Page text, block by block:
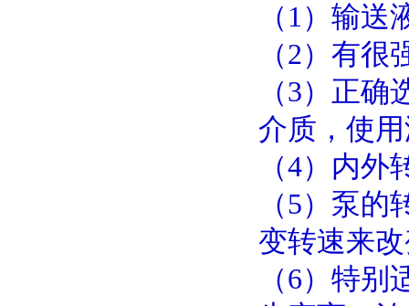
（ 1 ）输送
（2）有很
（3）正确
介质，使
（4）内外
（5）泵的
变转速来
（6）特别